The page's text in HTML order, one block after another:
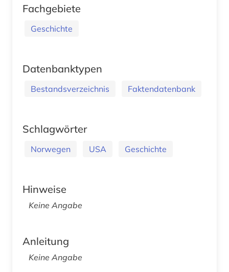
Fachgebiete
Geschichte
Datenbanktypen
Bestandsverzeichnis Faktendatenbank
Schlagwörter
Norwegen USA Geschichte
Hinweise
Keine Angabe
Anleitung
Keine Angabe